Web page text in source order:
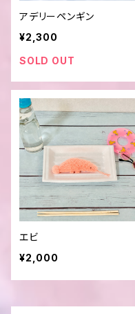
アデリーペンギン
¥2,300
SOLD OUT
エビ
¥2,000